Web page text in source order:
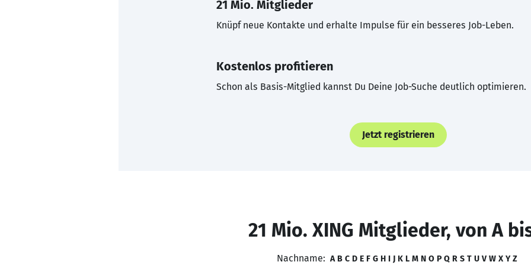
21 Mio. Mitglieder
Knüpf neue Kontakte und erhalte Impulse für ein besseres Job-Leben.
Kostenlos profitieren
Schon als Basis-Mitglied kannst Du Deine Job-Suche deutlich optimieren.
Jetzt registrieren
21 Mio. XING Mitglieder, von A
Nachname: A B C D E F G H I J K L M N O P Q R S T U V W X Y Z